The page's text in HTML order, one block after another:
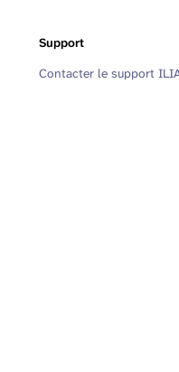
Support
Contacter le support